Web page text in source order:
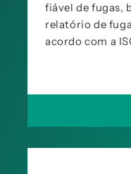
fiável de fugas,
relatório de
acordo com a